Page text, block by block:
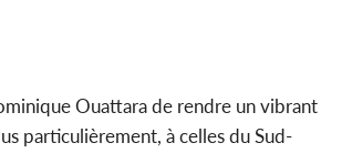
Ouattara de rendre un vibrant
particulièrement, à celles du Sud-